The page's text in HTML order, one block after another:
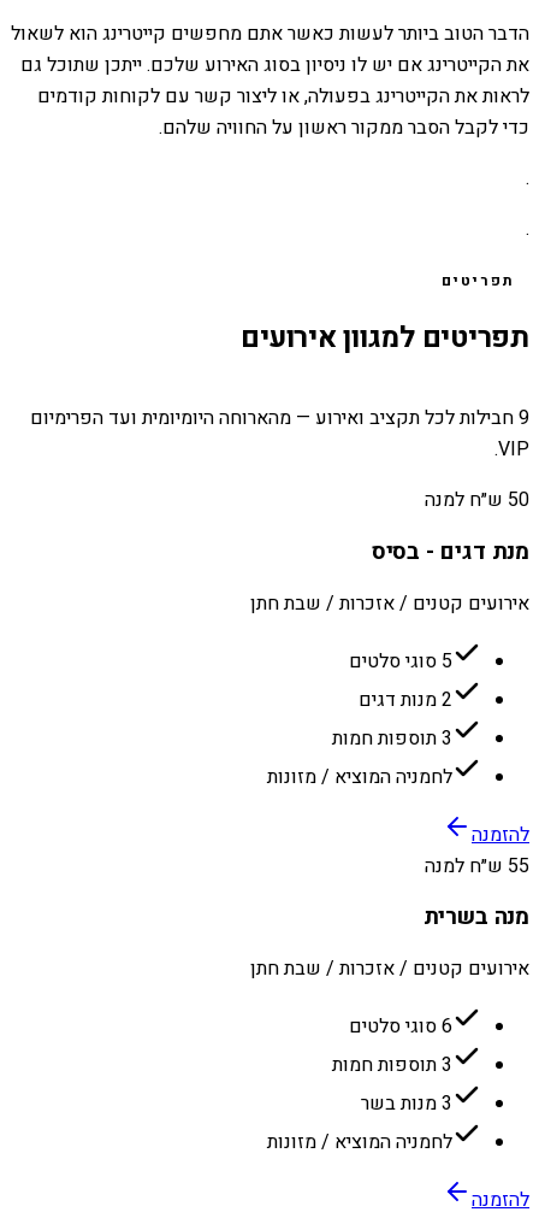
הדבר הטוב ביותר לעשות כאשר אתם מחפשים קייטרינג הוא לשאול
את הקייטרינג אם יש לו ניסיון בסוג האירוע שלכם. ייתכן שתוכל גם
לראות את הקייטרינג בפעולה, או ליצור קשר עם לקוחות קודמים
כדי לקבל הסבר ממקור ראשון על החוויה שלהם.
.
.
תפריטים
תפריטים למגוון אירועים
9 חבילות לכל תקציב ואירוע — מהארוחה היומיומית ועד הפרימיום
VIP.
50 ש״ח למנה
מנת דגים - בסיס
אירועים קטנים / אזכרות / שבת חתן
5 סוגי סלטים
2 מנות דגים
3 תוספות חמות
לחמניה המוציא / מזונות
להזמנה
55 ש״ח למנה
מנה בשרית
אירועים קטנים / אזכרות / שבת חתן
6 סוגי סלטים
3 תוספות חמות
3 מנות בשר
לחמניה המוציא / מזונות
להזמנה